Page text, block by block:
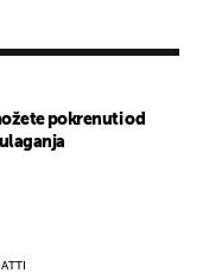
pokrenuti od